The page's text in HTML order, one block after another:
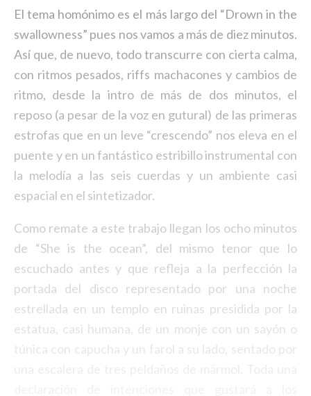
El tema homónimo es el más largo del “Drown in the
swallowness” pues nos vamos a más de diez minutos.
Así que, de nuevo, todo transcurre con cierta calma,
con ritmos pesados, riffs machacones y cambios de
ritmo, desde la intro de más de dos minutos, el
reposo (a pesar de la voz en gutural) de las primeras
estrofas que en un leve “crescendo” nos eleva en el
puente y en un fantástico estribillo instrumental con
la melodía a las seis cuerdas y un ambiente casi
espacial en el sintetizador.
Como remate a este trabajo llegan los ocho minutos
de “She is the ocean”, del mismo tenor que lo
escuchado antes y que refleja a la perfección la
portada del disco representado por una noche
estrellada en un templo en ruinas presidida por la
estatua, casi humana, de un monje con un sayón o
túnica con capucha y un farol a su lado, sentado por